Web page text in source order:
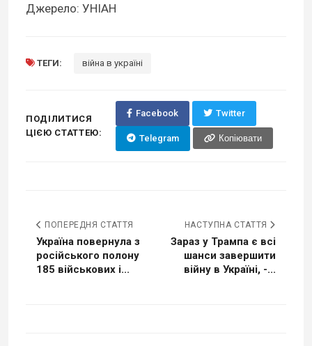
Джерело: УНІАН
ТЕГИ: війна в україні
ПОДІЛИТИСЯ
ЦІЄЮ СТАТТЕЮ:
Facebook Twitter
Telegram Копіювати
ПОПЕРЕДНЯ СТАТТЯ
Україна повернула з
російського полону
185 військових і...
НАСТУПНА СТАТТЯ
Зараз у Трампа є всі
шанси завершити
війну в Україні, -...